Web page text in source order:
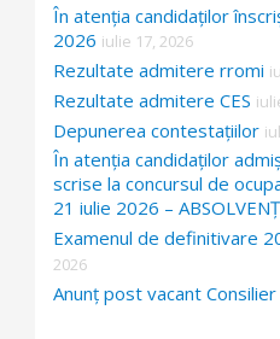
În atenția candidaților
2026 iulie 17, 2026
Rezultate admitere rromi
Rezultate admitere CES
Depunerea contestațiilor
În atenția candidaților
scrise la concursul de
21 iulie 2026 –
Examenul de definitivare
2026
Anunț post vacant Consilier